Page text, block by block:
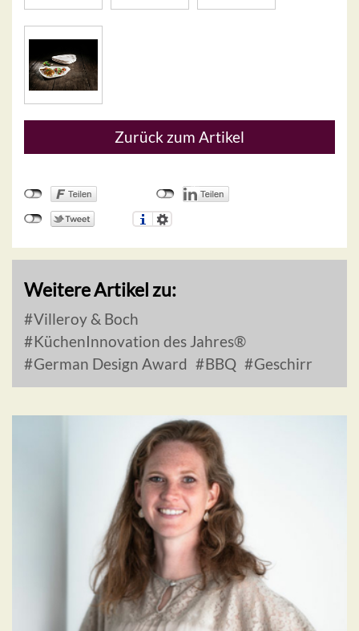
Zurück zum Artikel
Weitere Artikel zu:
Villeroy & Boch
KüchenInnovation des Jahres®
German Design Award
BBQ Geschirr